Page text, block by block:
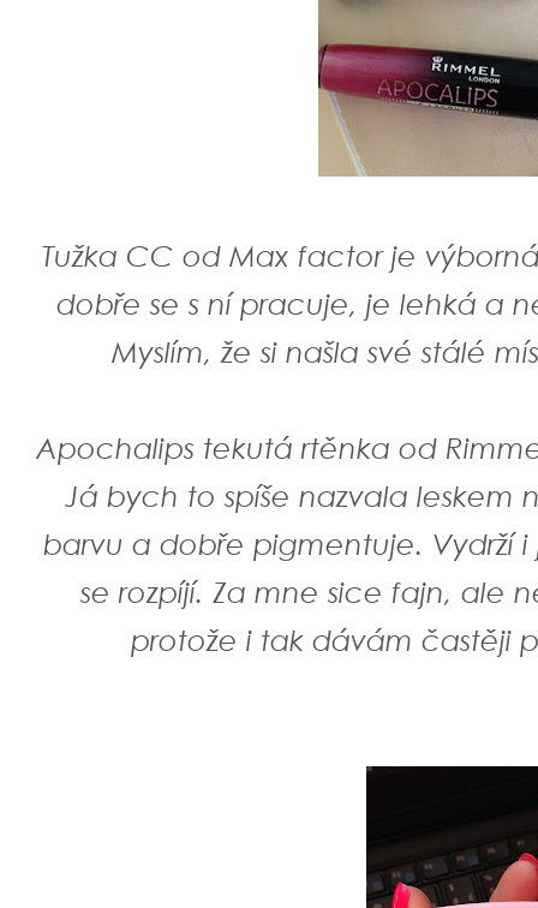
Tužka CC od Max factor je
dobře se s ní pracuje, je lehká a
Myslím, že si našla své stálé
Apochalips tekutá rtěnka od
Já bych to spíše nazvala leskem
barvu a dobře pigmentuje. Vydrží
se rozpíjí. Za mne sice fajn, ale
protože i tak dávám častěji